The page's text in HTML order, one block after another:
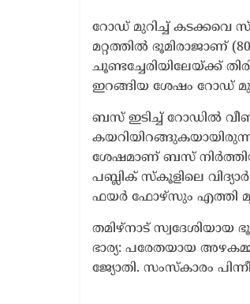
റോഡ് മുറിച്ച് കടക്കവെ
മറ്റത്തിൽ ഭൂമിരാജാണ്
ചൂണ്ടച്ചേരിയിലേയ്ക്ക്
ഇറങ്ങിയ ശേഷം റോഡ്
ബസ് ഇടിച്ച് റോഡിൽ
ശേഷമാണ് ബസ്
പബ്ലിക് സ്കൂളിലെ
ഫയർ ഫോഴ്സും എത്തി
തമിഴ്‌നാട്
ഭാര്യ: പരേതയായ
ജ്യോതി. സംസ്‌കാരം